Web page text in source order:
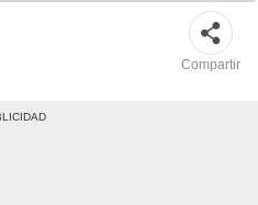
Compartir